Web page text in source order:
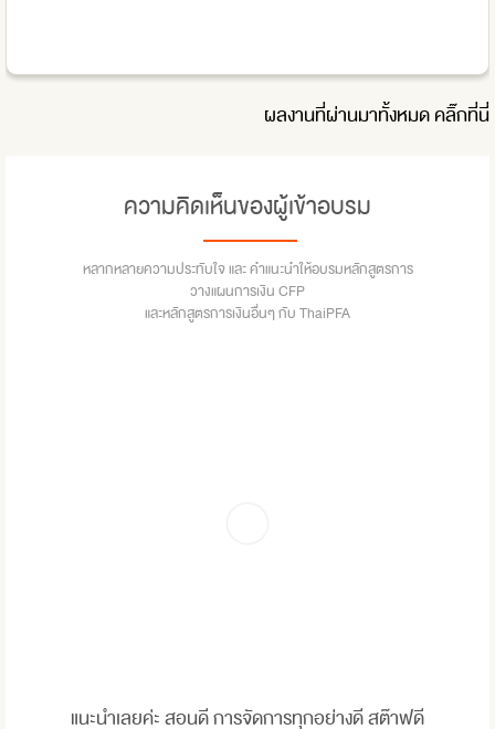
ผลงานที่ผ่านมาทั้งหมดคลิ๊กที่นี่
ความคิดเห็นของผู้เข้าอบรม
หลากหลายความประทับใจ และ คำแนะนำให้อบรมหลักสูตรการ
วางแผนการเงิน CFP
และหลักสูตรการเงินอื่นๆ กับ ThaiPFA
แนะนำเลยค่ะ สอนดี การจัดการทุกอย่างดี สต๊าฟดี